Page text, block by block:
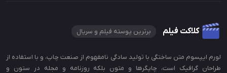
کلاکت فیلم برترین پوسته فیلم و سریال
لورم ایپسوم متن ساختگی با تولید سادگی نامفهوم از صنعت چاپ، و با استفاده از
طراحان گرافیک است، چاپگرها و متون بلکه روزنامه و مجله در ستون و